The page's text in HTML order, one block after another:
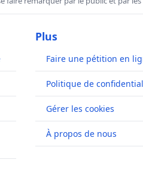
Plus
Faire une pétition en
Politique de
Gérer les cookies
À propos de nous